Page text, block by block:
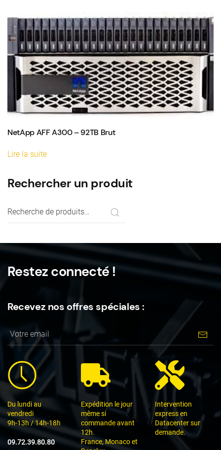
NetApp AFF A300 – 92TB Brut
Lire la suite
Rechercher un produit
Recherche
Restez connecté !
Recevez nos offres spéciales :
Du lundi au
vendredi
9h-13h / 14h-18h
09.72.39.80.80
Expédition le jour
même si
commande avant
12h.
France, Monaco et
Intervention
express en
Datacenter sur
demande.